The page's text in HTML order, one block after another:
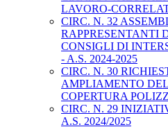
LAVORO-
CIRC. N. 32
RAPPRESENTANTI
CONSIGLI DI
- A.S. 2024-2025
CIRC. N. 30
AMPLIAMENTO
COPERTURA
CIRC. N. 29
A.S. 2024/2025